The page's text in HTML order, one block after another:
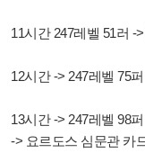
11시간 247레벨 51러 -
12시간 -> 247레벨 75
13시간 -> 247레벨 98
-> 요르도스 심문관 카